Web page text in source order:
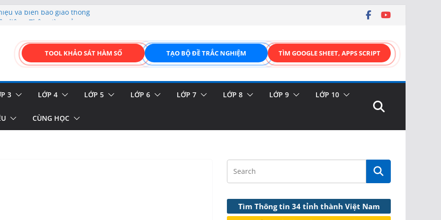
và biển báo giao thông
của thực vật
DIỆN ĐỈNH CAO &
TOOL KHẢO SÁT HÀM SỐ TẠO BỘ ĐỀ TRẮC NGHIỆM TÌM GOOGLE SHEET, APPS SCRIPT
3 LỚP 4 LỚP 5 LỚP 6 LỚP 7 LỚP 8 LỚP 9 LỚP 10
CÙNG HỌC
Tìm Thông tin 34 tỉnh thành Việt Nam